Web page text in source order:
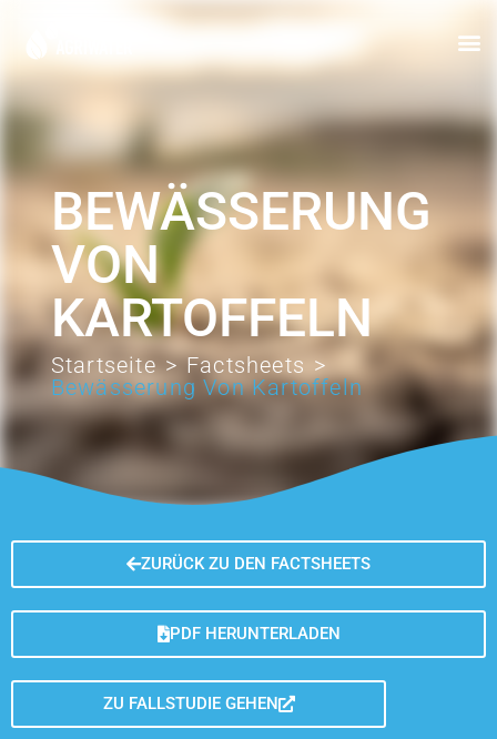
BEWÄSSERUNG
VON
KARTOFFELN
Startseite > Factsheets >
Bewässerung Von Kartoffeln
ZURÜCK ZU DEN FACTSHEETS
PDF HERUNTERLADEN
ZU FALLSTUDIE GEHEN